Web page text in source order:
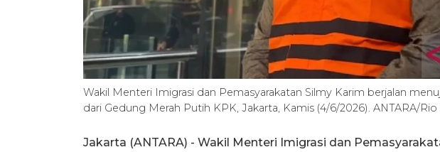
Wakil Menteri Imigrasi dan Pemasyarakatan Silmy Karim berjalan
dari Gedung Merah Putih KPK, Jakarta, Kamis (4/6/2026). ANTARA/Rio
Jakarta (ANTARA) - Wakil Menteri Imigrasi dan